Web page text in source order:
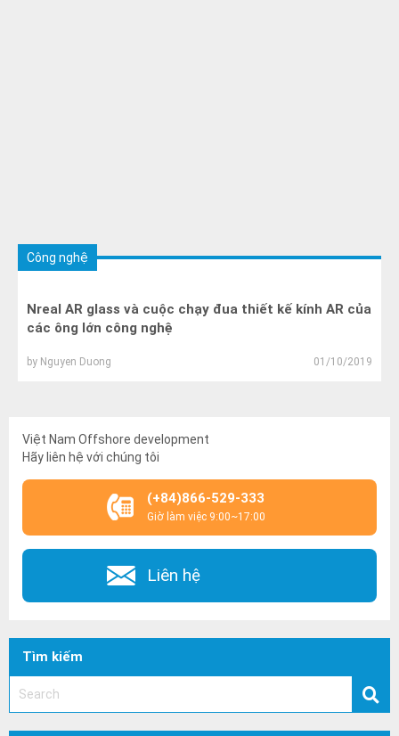
Công nghệ
Nreal AR glass và cuộc chạy đua thiết kế kính AR của
các ông lớn công nghệ
by Nguyen Duong 01/10/2019
Việt Nam Offshore development
Hãy liên hệ với chúng tôi
(+84)866-529-333
Giờ làm việc 9:00~17:00
Liên hệ
Tìm kiếm